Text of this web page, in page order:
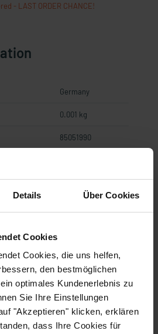
Details Über Cookies
Cookies
Cookies, die uns helfen,
den bestmöglichen
optimales Kundenerlebnis zu
Sie Ihre Einstellungen
"Akzeptieren" klicken, erklären
dass Ihre Cookies für
- LAST ORDER CHANCE!
Germany
0.001 kg
85051990
magnets and actuators
your application. Different
variants are available for
application